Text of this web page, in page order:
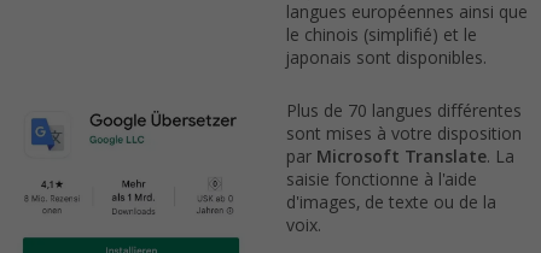
langues européennes ainsi que
le chinois (simplifié) et le
japonais sont disponibles.
Plus de 70 langues différentes
sont mises à votre disposition
par Microsoft Translate. La
saisie fonctionne à l'aide
d'images, de texte ou de la
voix.